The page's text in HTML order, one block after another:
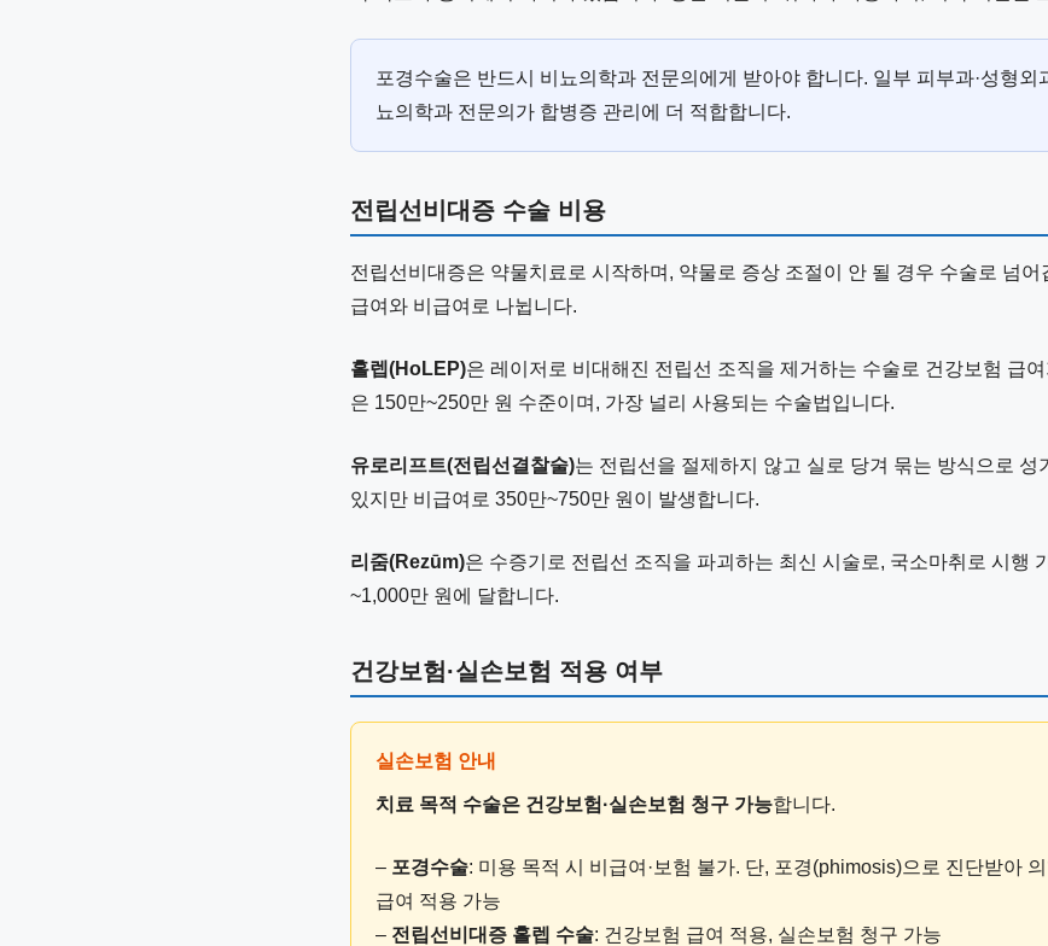
포경수술은 반드시 비뇨의학과 전문의에게 받아야 합니다. 일부 피부과·성형외
뇨의학과 전문의가 합병증 관리에 더 적합합니다.
전립선비대증 수술 비용
전립선비대증은 약물치료로 시작하며, 약물로 증상 조절이 안 될 경우 수술로 넘어
급여와 비급여로 나뉩니다.
홀렙(HoLEP)은 레이저로 비대해진 전립선 조직을 제거하는 수술로 건강보험 급
은 150만~250만 원 수준이며, 가장 널리 사용되는 수술법입니다.
유로리프트(전립선결찰술)는 전립선을 절제하지 않고 실로 당겨 묶는 방식으로 성
있지만 비급여로 350만~750만 원이 발생합니다.
리줌(Rezūm)은 수증기로 전립선 조직을 파괴하는 최신 시술로, 국소마취로 시행
~1,000만 원에 달합니다.
건강보험·실손보험 적용 여부
치료 목적 수술은 건강보험·실손보험 청구 가능합니다.
– 포경수술: 미용 목적 시 비급여·보험 불가. 단, 포경(phimosis)으로 진단받아
급여 적용 가능
– 전립선비대증 홀렙 수술: 건강보험 급여 적용, 실손보험 청구 가능